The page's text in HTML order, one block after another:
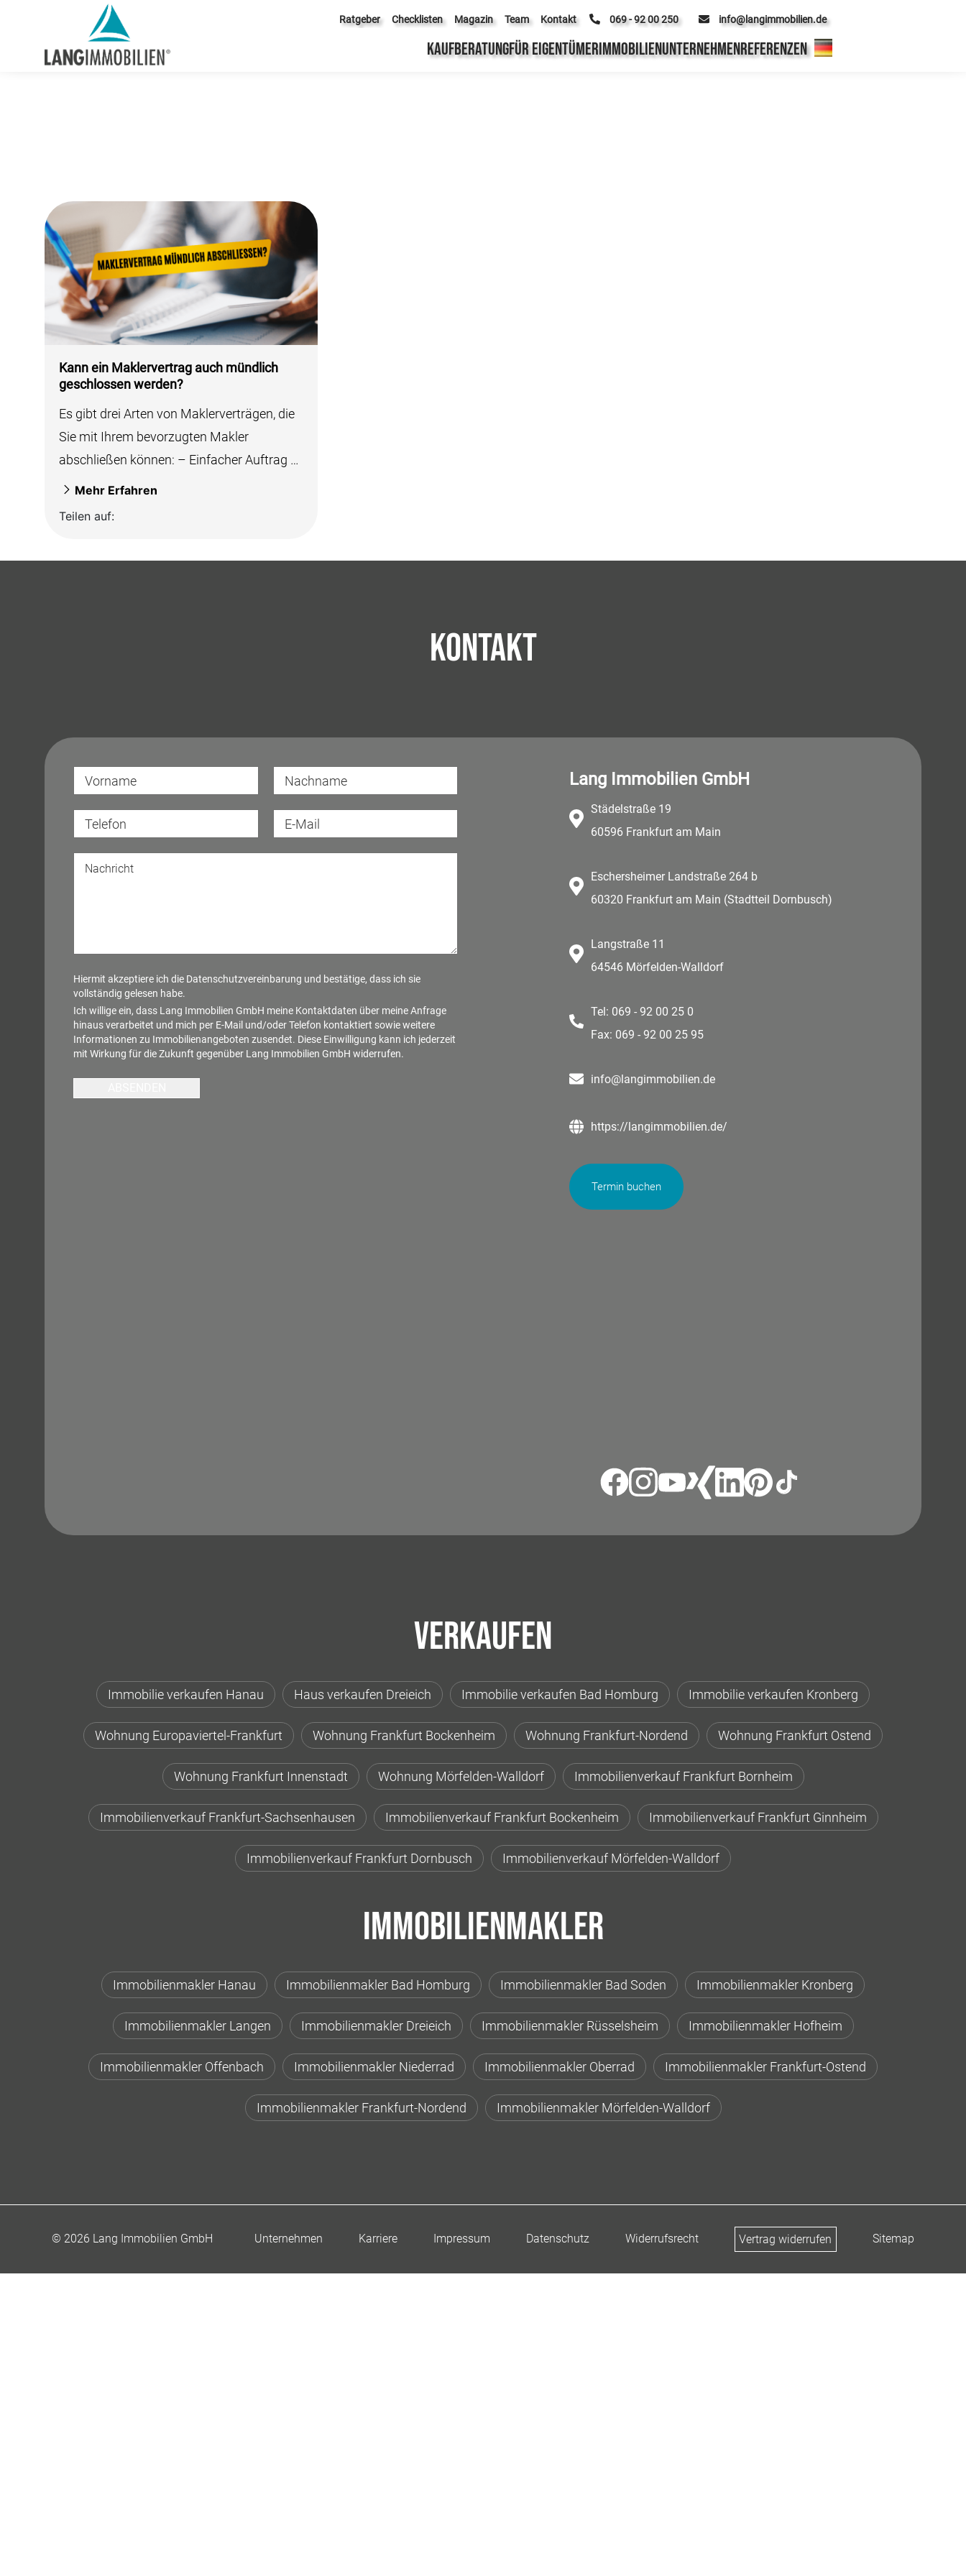
Ratgeber Checklisten Magazin Team Kontakt 069 - 92 00 250 info@langimmobilien.de
KAUFBERATUNGFÜR EIGENTÜMERIMMOBILIENUNTERNEHMENREFERENZEN
Kann ein Maklervertrag auch mündlich
geschlossen werden?
Es gibt drei Arten von Maklerverträgen, die
Sie mit Ihrem bevorzugten Makler
abschließen können: – Einfacher Auftrag –
Alleinauftrag –...
Mehr Erfahren
Teilen auf:
Kontakt
Hiermit akzeptiere ich die Datenschutzvereinbarung und bestätige, dass ich sie
vollständig gelesen habe.
Ich willige ein, dass Lang Immobilien GmbH meine Kontaktdaten über meine Anfrage
hinaus verarbeitet und mich per E-Mail und/oder Telefon kontaktiert sowie weitere
Informationen zu Immobilienangeboten zusendet. Diese Einwilligung kann ich jederzeit
mit Wirkung für die Zukunft gegenüber Lang Immobilien GmbH widerrufen.
Lang Immobilien GmbH
Städelstraße 19
60596 Frankfurt am Main
Eschersheimer Landstraße 264 b
60320 Frankfurt am Main (Stadtteil Dornbusch)
Langstraße 11
64546 Mörfelden-Walldorf
Tel: 069 - 92 00 25 0
Fax: 069 - 92 00 25 95
info@langimmobilien.de
https://langimmobilien.de/
Termin buchen
Verkaufen
Immobilie verkaufen Hanau Haus verkaufen Dreieich Immobilie verkaufen Bad Homburg Immobilie verkaufen Kronberg
Wohnung Europaviertel-Frankfurt Wohnung Frankfurt Bockenheim Wohnung Frankfurt-Nordend Wohnung Frankfurt Ostend
Wohnung Frankfurt Innenstadt Wohnung Mörfelden-Walldorf Immobilienverkauf Frankfurt Bornheim
Immobilienverkauf Frankfurt-Sachsenhausen Immobilienverkauf Frankfurt Bockenheim Immobilienverkauf Frankfurt Ginnheim
Immobilienverkauf Frankfurt Dornbusch Immobilienverkauf Mörfelden-Walldorf
Immobilienmakler
Immobilienmakler Hanau Immobilienmakler Bad Homburg Immobilienmakler Bad Soden Immobilienmakler Kronberg
Immobilienmakler Langen Immobilienmakler Dreieich Immobilienmakler Rüsselsheim Immobilienmakler Hofheim
Immobilienmakler Offenbach Immobilienmakler Niederrad Immobilienmakler Oberrad Immobilienmakler Frankfurt-Ostend
Immobilienmakler Frankfurt-Nordend Immobilienmakler Mörfelden-Walldorf
© 2026 Lang Immobilien GmbH Unternehmen Karriere Impressum Datenschutz Widerrufsrecht Vertrag widerrufen Sitemap